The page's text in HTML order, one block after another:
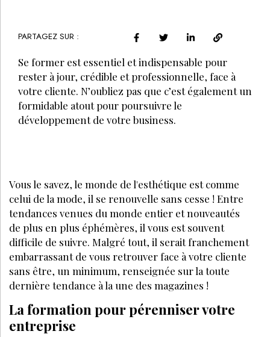
PARTAGEZ SUR :
Se former est essentiel et indispensable pour
rester à jour, crédible et professionnelle, face à
votre cliente. N’oubliez pas que c’est également un
formidable atout pour poursuivre le
développement de votre business.
Vous le savez, le monde de l'esthétique est comme
celui de la mode, il se renouvelle sans cesse ! Entre
tendances venues du monde entier et nouveautés
de plus en plus éphémères, il vous est souvent
difficile de suivre. Malgré tout, il serait franchement
embarrassant de vous retrouver face à votre cliente
sans être, un minimum, renseignée sur la toute
dernière tendance à la une des magazines !
La formation pour pérenniser votre
entreprise